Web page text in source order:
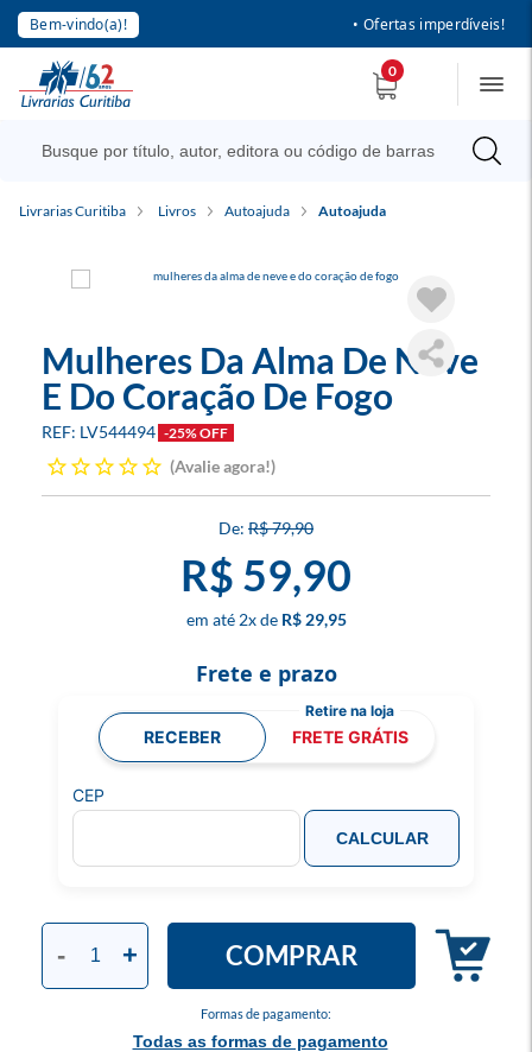
Bem-vindo(a)! • Ofertas imperdíveis!
0
Livrarias Curitiba Livros Autoajuda Autoajuda
Mulheres Da Alma De Neve
E Do Coração De Fogo
LV544494 -25% OFF
Avalie agora!
R$ 79,90
R$ 59,90
2x R$ 29,95
Formas de pagamento:
Todas as formas de pagamento
- + COMPRAR
Frete e prazo
RECEBER FRETE GRÁTIS
CEP
CALCULAR